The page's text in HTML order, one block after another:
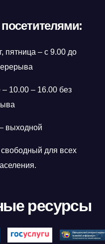
пятница – с 9.00 до
– 10.00 – 16.00 без
выходной
для всех
ресурсы